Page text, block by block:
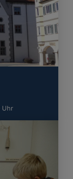
Uhr